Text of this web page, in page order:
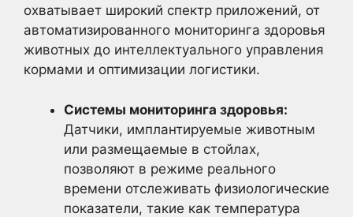
охватывает широкий спектр приложений, от
автоматизированного мониторинга здоровья
животных до интеллектуального управления
кормами и оптимизации логистики.
Системы мониторинга здоровья:
Датчики, имплантируемые животным
или размещаемые в стойлах,
позволяют в режиме реального
времени отслеживать физиологические
показатели, такие как температура